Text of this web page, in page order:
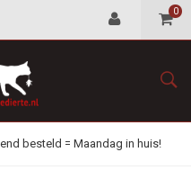
0
besteld = Maandag in huis!